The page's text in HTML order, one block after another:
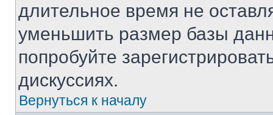
длительное время не
уменьшить размер базы
попробуйте
дискуссиях.
Вернуться к началу